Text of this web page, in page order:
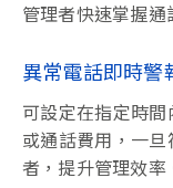
管理者快速掌握通
異常電話即時警
可設定在指定時
或通話費用，一
者，提升管理效率